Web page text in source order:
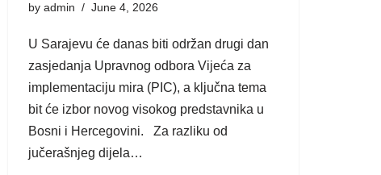
by admin June 4, 2026
U Sarajevu će danas biti održan drugi dan
zasjedanja Upravnog odbora Vijeća za
implementaciju mira (PIC), a ključna tema
bit će izbor novog visokog predstavnika u
Bosni i Hercegovini. Za razliku od
jučerašnjeg dijela…